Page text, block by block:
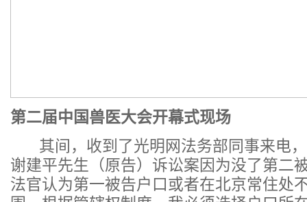
第二届中国兽医大会开幕式现场
其间，收到了光明网法务部同事来电，
谢建平先生（原告）诉讼案因为没了第二
法官认为第一被告户口或者在北京常住处